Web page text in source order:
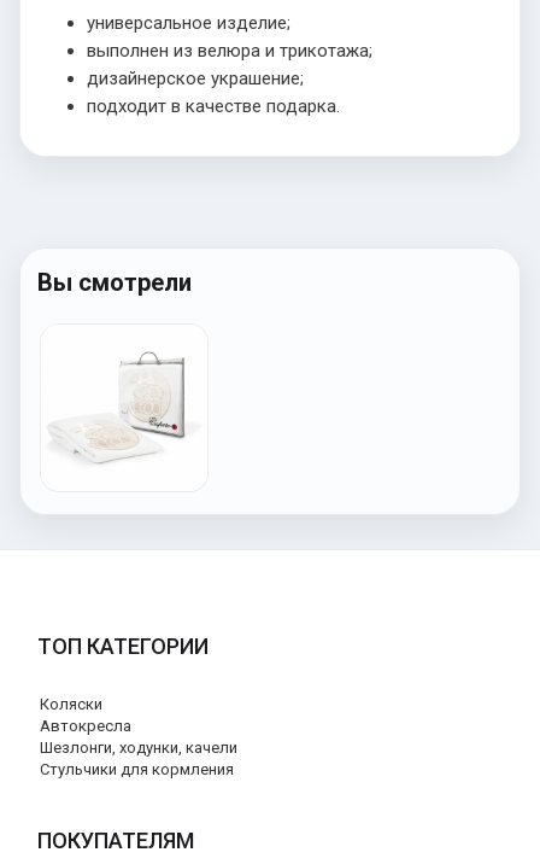
универсальное изделие;
выполнен из велюра и трикотажа;
дизайнерское украшение;
подходит в качестве подарка.
Вы смотрели
ТОП КАТЕГОРИИ
Коляски
Автокресла
Шезлонги, ходунки, качели
Стульчики для кормления
ПОКУПАТЕЛЯМ